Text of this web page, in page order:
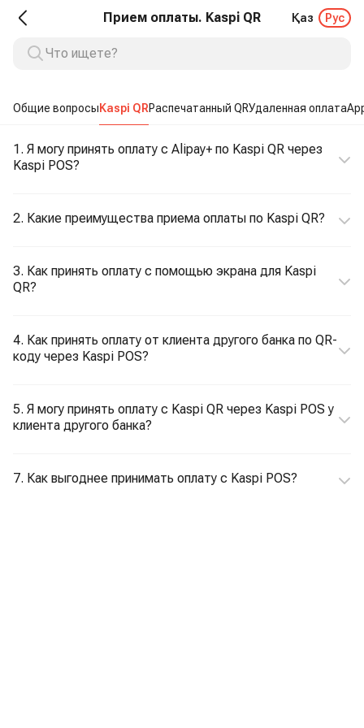
Прием оплаты. Kaspi QR Қаз Рус
Общие вопросыKaspi QRРаспечатанный QRУдаленная оплата
1. Я могу принять оплату с Alipay+ по Kaspi QR через
Kaspi POS?
2. Какие преимущества приема оплаты по Kaspi QR?
3. Как принять оплату с помощью экрана для Kaspi
QR?
4. Как принять оплату от клиента другого банка по QR-
коду через Kaspi POS?
5. Я могу принять оплату с Kaspi QR через Kaspi POS у
клиента другого банка?
7. Как выгоднее принимать оплату с Kaspi POS?